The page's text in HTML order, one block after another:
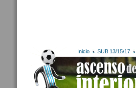
Inicio SUB 13/15/17